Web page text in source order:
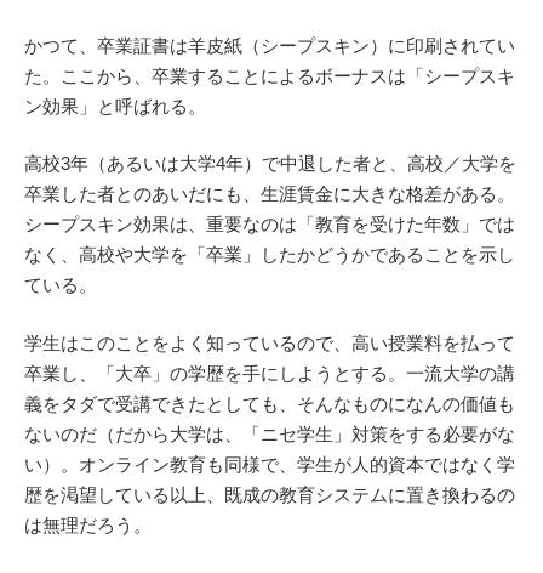
かつて、卒業証書は羊皮紙（シープスキン）に印刷されてい
た。ここから、卒業することによるボーナスは「シープスキ
ン効果」と呼ばれる。
高校3年（あるいは大学4年）で中退した者と、高校／大学を
卒業した者とのあいだにも、生涯賃金に大きな格差がある。
シープスキン効果は、重要なのは「教育を受けた年数」では
なく、高校や大学を「卒業」したかどうかであることを示し
ている。
学生はこのことをよく知っているので、高い授業料を払って
卒業し、「大卒」の学歴を手にしようとする。一流大学の講
義をタダで受講できたとしても、そんなものになんの価値も
ないのだ（だから大学は、「ニセ学生」対策をする必要がな
い）。オンライン教育も同様で、学生が人的資本ではなく学
歴を渇望している以上、既成の教育システムに置き換わるの
は無理だろう。